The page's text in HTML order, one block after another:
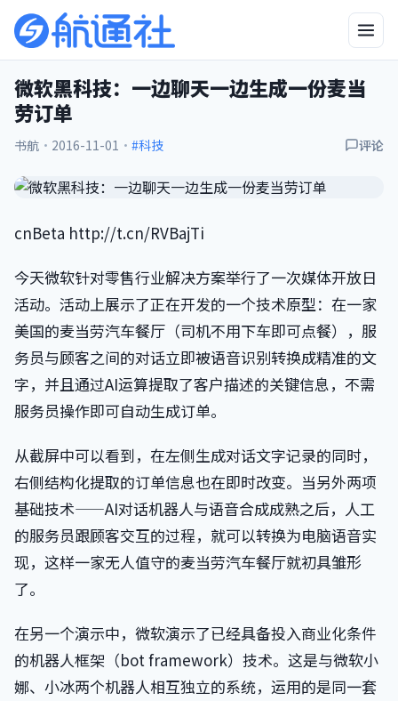
微软黑科技：一边聊天一边生成一份麦当
劳订单
书航 · 2016-11-01 · #科技 评论
cnBeta http://t.cn/RVBajTi
今天微软针对零售行业解决方案举行了一次媒体开放日
活动。活动上展示了正在开发的一个技术原型：在一家
美国的麦当劳汽车餐厅（司机不用下车即可点餐），服
务员与顾客之间的对话立即被语音识别转换成精准的文
字，并且通过AI运算提取了客户描述的关键信息，不需
服务员操作即可自动生成订单。
从截屏中可以看到，在左侧生成对话文字记录的同时，
右侧结构化提取的订单信息也在即时改变。当另外两项
基础技术——AI对话机器人与语音合成成熟之后，人工
的服务员跟顾客交互的过程，就可以转换为电脑语音实
现，这样一家无人值守的麦当劳汽车餐厅就初具雏形
了。
在另一个演示中，微软演示了已经具备投入商业化条件
的机器人框架（bot framework）技术。这是与微软小
娜、小冰两个机器人相互独立的系统，运用的是同一套